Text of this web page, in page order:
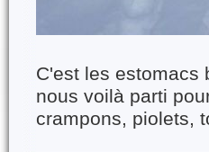
C'est les estomacs
nous voilà parti
crampons, piolets,